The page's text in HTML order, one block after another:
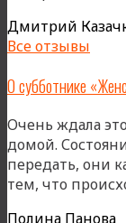
Дмитрий
Все отзывы
О субботнике
Очень ждала
домой.
передать, они
тем, что
Полина Панова